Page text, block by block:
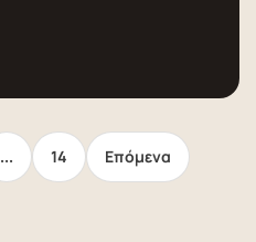
… 14 Επόμενα